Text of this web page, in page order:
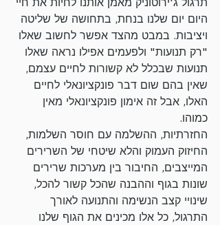
היום יום שלנו בנחת, בתחושה של שליטה
ויציבות. במבט מהצד אפשר לחשוב שאלו
"רק תנועות" ולפעמים אפילו נראה שאלו
תנועות שבכלל לא קשורות לחיים עצמם,
שאין בהם שום דבר פונקציונאלי לחיים
האלו, אבל זה אימון פונקציונאלי מאין
כמוהו.
החזרתיות, ההשלמה עם חוסר השלמות,
החיזוק העמוק והלא שיטחי של השרירים
המייצבים, החיבור בין מערכות שרירים
שונות בגוף וההבנה שהכל קשור להכל,
שינויי קצב הנשימה והתנועה לאורך
התרגול, כל אלו מכינים את הגוף שלנו